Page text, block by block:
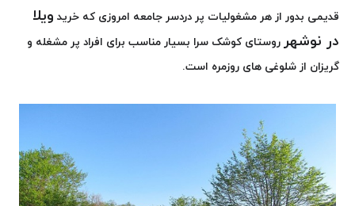
قدیمی بدور از هر مشغولیات پر دردسر جامعه امروزی که خرید ویلا
در نوشهر روستای کوشک سرا بسیار مناسب برای افراد پر مشغله و
گریزان از شلوغی های روزمره است.